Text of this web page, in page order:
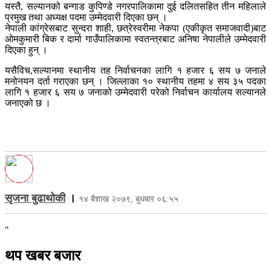
यस्तै, सल्यानको बन्गाड कुपिण्डे नगरपालिकामा दुई दलितसहित तीन महिलाले
प्रमुख तथा अध्यक्ष पदमा उम्मेदवारी दिएका छन् ।
नेपाली कांग्रेसबाट सुन्दरा शाही, छत्रेस्वरीमा नेकपा (एकीकृत समाजवादी)बाट
ओमकुमारी बिक र दार्मा गाउँपालिकामा स्वतन्त्रबाट अनिषा नेपालीले उम्मेदवारी
दिएका हुन् ।
यसैविच,सल्यानमा स्थानीय तह निर्वाचनका लागि १ हजार ६ सय ७ जनाले
मनोनयन दर्ता गराएका छन् । जिल्लाका १० स्थानीय तहमा ४ सय ३५ पदका
लागि १ हजार ६ सय ७ जनाको उम्मेदवारी परेको निर्वाचन कार्यालय सल्यानले
जनाएको छ ।
सृजना बुढाथोकी। १४ बैशाख २०७९, बुधबार ०६:५५
"
थप खबर बजार